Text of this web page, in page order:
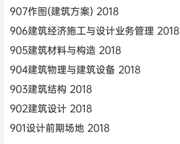
907作图(建筑方案) 2018
906建筑经济施工与设计业务管理 2018
905建筑材料与构造 2018
904建筑物理与建筑设备 2018
903建筑结构 2018
902建筑设计 2018
901设计前期场地 2018